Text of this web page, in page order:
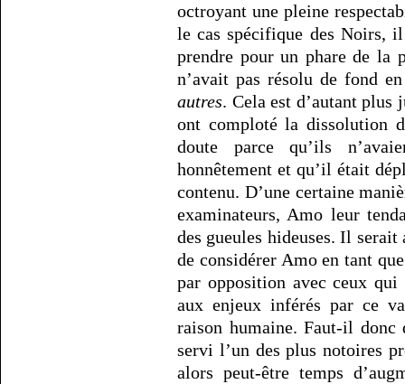
octroyant une pleine
le cas spécifique des Noirs,
prendre pour un phare de la
n’avait pas résolu de fond
autres. Cela est d’autant plus
ont comploté la dissolution
doute parce qu’ils
honnêtement et qu’il était
contenu. D’une certaine
examinateurs, Amo leur
des gueules hideuses. Il serait
de considérer Amo en tant
par opposition avec ceux
aux enjeux inférés par ce
raison humaine. Faut-il
servi l’un des plus notoires
alors peut-être temps